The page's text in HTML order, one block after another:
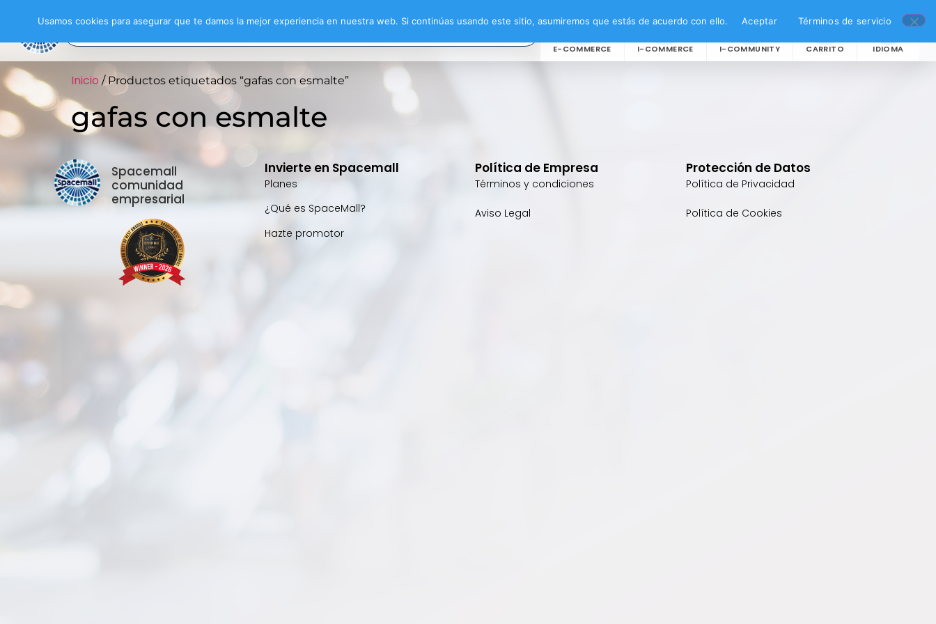
E-COMMERCE I-COMMERCE I-COMMUNITY CARRITO IDIOMA
Inicio / Productos etiquetados “gafas con esmalte”
gafas con esmalte
Spacemall
comunidad
empresarial
Invierte en Spacemall
Planes
¿Qué es SpaceMall?
Hazte promotor
Política de Empresa
Términos y condiciones
Aviso Legal
Protección de Datos
Política de Privacidad
Política de Cookies
Usamos cookies para asegurar que te damos la mejor experiencia en nuestra web. Si continúas usando este sitio, asumiremos que estás de acuerdo con ello. Aceptar Términos de servicio